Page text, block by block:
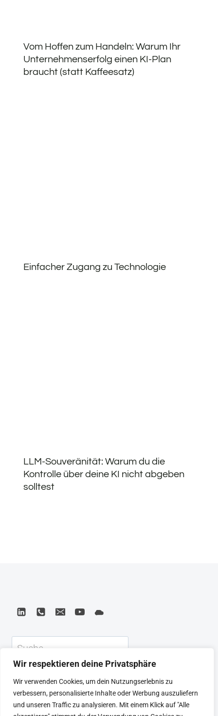
Wir respektieren deine Privatsphäre
Wir verwenden Cookies, um dein Nutzungserlebnis zu
verbessern, personalisierte Inhalte oder Werbung auszuliefern
und unseren Traffic zu analysieren. Mit einem Klick auf "Alle
Vom Hoffen zum Handeln: Warum Ihr
Unternehmenserfolg einen KI-Plan
braucht (statt Kaffeesatz)
Einfacher Zugang zu Technologie
LLM-Souveränität: Warum du die
Kontrolle über deine KI nicht abgeben
solltest
Suchen
KEYNOTE BEIRAT
CTRL+ALT+LEAD
MEINE ARTIKEL
BUCHEMPFEHLUNGEN
PODCAST
KONTAKT
SEBASTIAN
IMPRESSUM
DATENSCHUTZERKLÄRUNG